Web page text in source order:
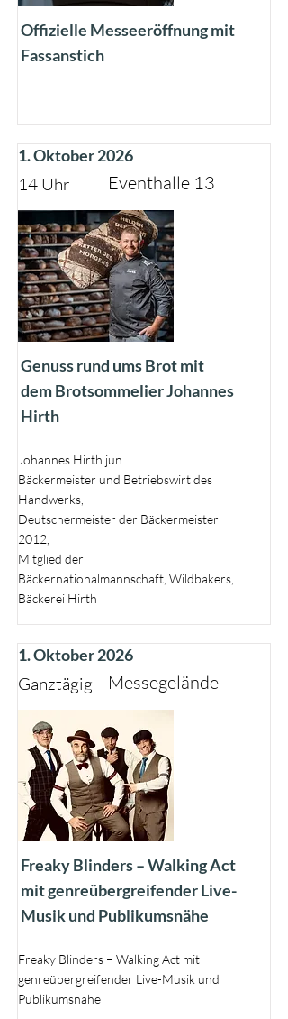
Offizielle Messeeröffnung mit
Fassanstich
1. Oktober 2026
14 Uhr Eventhalle 13
Genuss rund ums Brot mit
dem Brotsommelier Johannes
Hirth
Johannes Hirth jun.
Bäckermeister und Betriebswirt des
Handwerks,
Deutschermeister der Bäckermeister
2012,
Mitglied der
Bäckernationalmannschaft, Wildbakers,
Bäckerei Hirth
1. Oktober 2026
Ganztägig Messegelände
Freaky Blinders – Walking Act
mit genreübergreifender Live-
Musik und Publikumsnähe
Freaky Blinders – Walking Act mit
genreübergreifender Live-Musik und
Publikumsnähe